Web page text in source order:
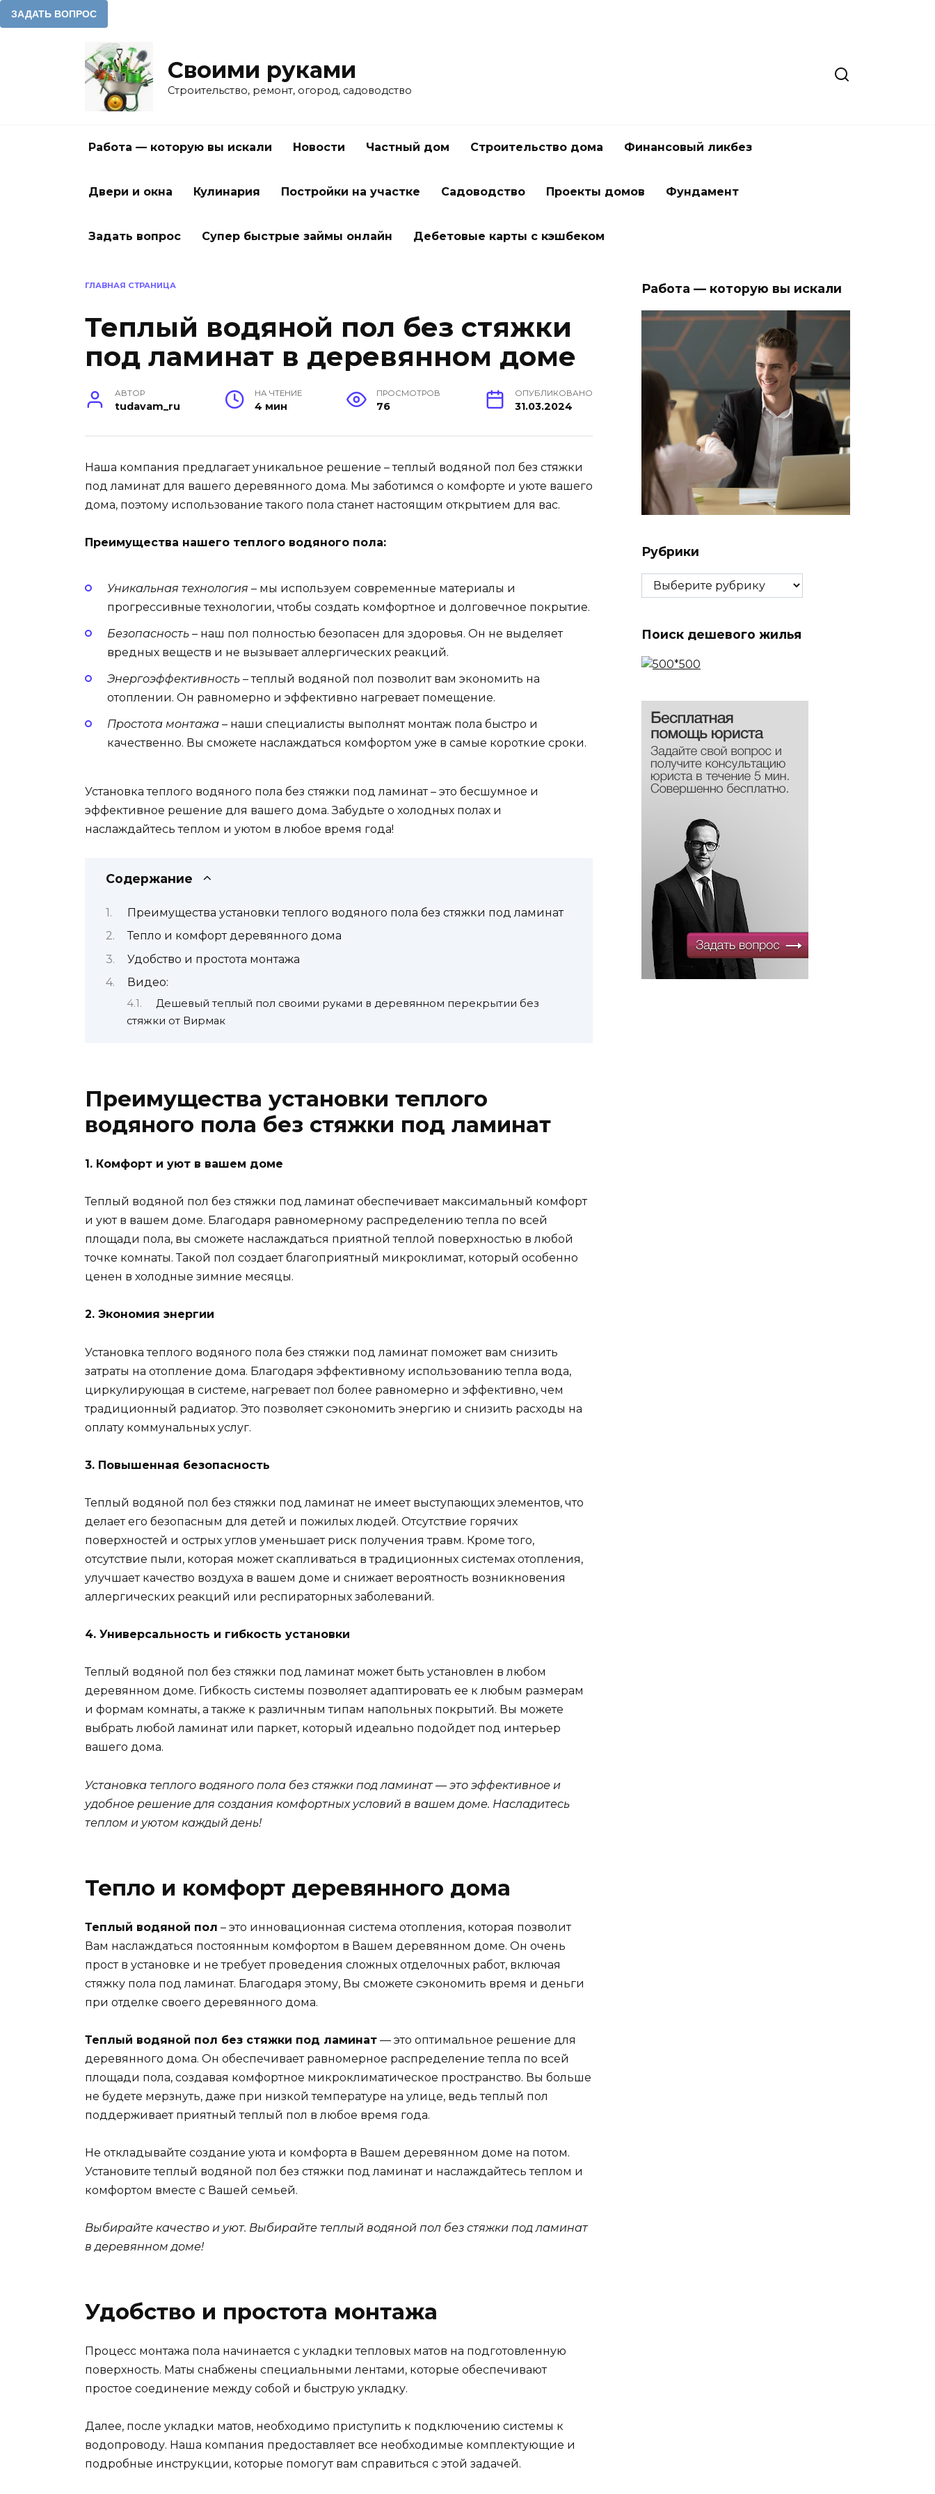
Своими руками
Строительство, ремонт, огород, садоводство
Работа — которую вы искали Новости Частный дом Строительство дома Финансовый ликбез
Двери и окна Кулинария Постройки на участке Садоводство Проекты домов Фундамент
Задать вопрос Супер быстрые займы онлайн Дебетовые карты с кэшбеком
ГЛАВНАЯ СТРАНИЦА
Теплый водяной пол без стяжки
под ламинат в деревянном доме
АВТОР
tudavam_ru
НА ЧТЕНИЕ
4 мин
ПРОСМОТРОВ
76
ОПУБЛИКОВАНО
31.03.2024
Наша компания предлагает уникальное решение – теплый водяной пол без стяжки
под ламинат для вашего деревянного дома. Мы заботимся о комфорте и уюте вашего
дома, поэтому использование такого пола станет настоящим открытием для вас.
Преимущества нашего теплого водяного пола:
Уникальная технология – мы используем современные материалы и
прогрессивные технологии, чтобы создать комфортное и долговечное покрытие.
Безопасность – наш пол полностью безопасен для здоровья. Он не выделяет
вредных веществ и не вызывает аллергических реакций.
Энергоэффективность – теплый водяной пол позволит вам экономить на
отоплении. Он равномерно и эффективно нагревает помещение.
Простота монтажа – наши специалисты выполнят монтаж пола быстро и
качественно. Вы сможете наслаждаться комфортом уже в самые короткие сроки.
Установка теплого водяного пола без стяжки под ламинат – это бесшумное и
эффективное решение для вашего дома. Забудьте о холодных полах и
наслаждайтесь теплом и уютом в любое время года!
Содержание
Преимущества установки теплого водяного пола без стяжки под ламинат
Тепло и комфорт деревянного дома
Удобство и простота монтажа
Видео:
Дешевый теплый пол своими руками в деревянном перекрытии без
стяжки от Вирмак
Преимущества установки теплого
водяного пола без стяжки под ламинат
1. Комфорт и уют в вашем доме
Теплый водяной пол без стяжки под ламинат обеспечивает максимальный комфорт
и уют в вашем доме. Благодаря равномерному распределению тепла по всей
площади пола, вы сможете наслаждаться приятной теплой поверхностью в любой
точке комнаты. Такой пол создает благоприятный микроклимат, который особенно
ценен в холодные зимние месяцы.
2. Экономия энергии
Установка теплого водяного пола без стяжки под ламинат поможет вам снизить
затраты на отопление дома. Благодаря эффективному использованию тепла вода,
циркулирующая в системе, нагревает пол более равномерно и эффективно, чем
традиционный радиатор. Это позволяет сэкономить энергию и снизить расходы на
оплату коммунальных услуг.
3. Повышенная безопасность
Теплый водяной пол без стяжки под ламинат не имеет выступающих элементов, что
делает его безопасным для детей и пожилых людей. Отсутствие горячих
поверхностей и острых углов уменьшает риск получения травм. Кроме того,
отсутствие пыли, которая может скапливаться в традиционных системах отопления,
улучшает качество воздуха в вашем доме и снижает вероятность возникновения
аллергических реакций или респираторных заболеваний.
4. Универсальность и гибкость установки
Теплый водяной пол без стяжки под ламинат может быть установлен в любом
деревянном доме. Гибкость системы позволяет адаптировать ее к любым размерам
и формам комнаты, а также к различным типам напольных покрытий. Вы можете
выбрать любой ламинат или паркет, который идеально подойдет под интерьер
вашего дома.
Установка теплого водяного пола без стяжки под ламинат — это эффективное и
удобное решение для создания комфортных условий в вашем доме. Насладитесь
теплом и уютом каждый день!
Тепло и комфорт деревянного дома
Теплый водяной пол – это инновационная система отопления, которая позволит
Вам наслаждаться постоянным комфортом в Вашем деревянном доме. Он очень
прост в установке и не требует проведения сложных отделочных работ, включая
стяжку пола под ламинат. Благодаря этому, Вы сможете сэкономить время и деньги
при отделке своего деревянного дома.
Теплый водяной пол без стяжки под ламинат — это оптимальное решение для
деревянного дома. Он обеспечивает равномерное распределение тепла по всей
площади пола, создавая комфортное микроклиматическое пространство. Вы больше
не будете мерзнуть, даже при низкой температуре на улице, ведь теплый пол
поддерживает приятный теплый пол в любое время года.
Не откладывайте создание уюта и комфорта в Вашем деревянном доме на потом.
Установите теплый водяной пол без стяжки под ламинат и наслаждайтесь теплом и
комфортом вместе с Вашей семьей.
Выбирайте качество и уют. Выбирайте теплый водяной пол без стяжки под ламинат
в деревянном доме!
Удобство и простота монтажа
Процесс монтажа пола начинается с укладки тепловых матов на подготовленную
поверхность. Маты снабжены специальными лентами, которые обеспечивают
простое соединение между собой и быструю укладку.
Далее, после укладки матов, необходимо приступить к подключению системы к
водопроводу. Наша компания предоставляет все необходимые комплектующие и
подробные инструкции, которые помогут вам справиться с этой задачей.
Работа — которую вы искали
Рубрики
Рубрики
Поиск дешевого жилья